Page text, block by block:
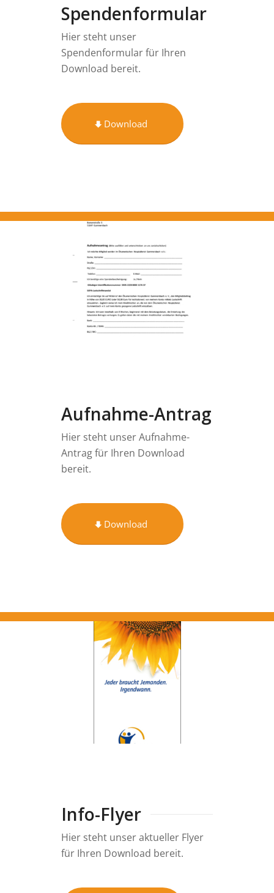
Spendenformular
Hier steht unser
Spendenformular für Ihren
Download bereit.
Download
Aufnahme-Antrag
Hier steht unser Aufnahme-
Antrag für Ihren Download
bereit.
Download
Info-Flyer
Hier steht unser aktueller Flyer
für Ihren Download bereit.